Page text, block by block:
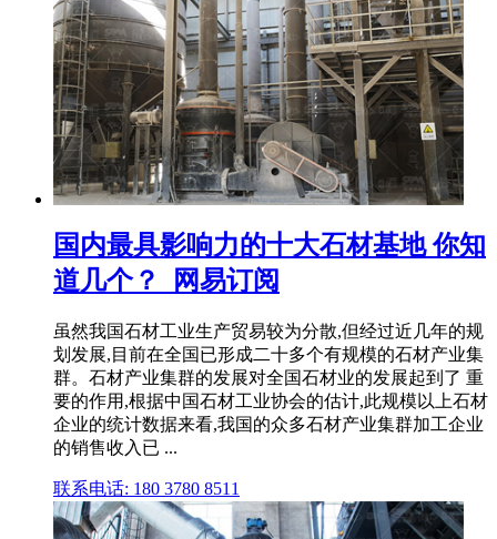
国内最具影响力的十大石材基地 你知
道几个？_网易订阅
虽然我国石材工业生产贸易较为分散,但经过近几年的规
划发展,目前在全国已形成二十多个有规模的石材产业集
群。石材产业集群的发展对全国石材业的发展起到了 重
要的作用,根据中国石材工业协会的估计,此规模以上石材
企业的统计数据来看,我国的众多石材产业集群加工企业
的销售收入已 ...
联系电话: 180 3780 8511